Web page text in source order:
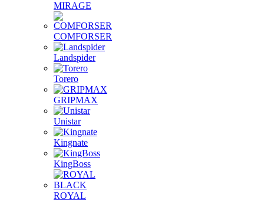
MIRAGE
COMFORSER
Landspider
Torero
GRIPMAX
Unistar
Kingnate
KingBoss
ROYAL